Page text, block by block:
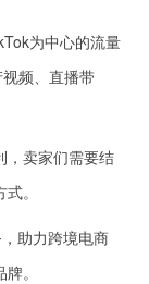
为中心的流量
频、直播带
，卖家们需要结
。
助力跨境电商
。